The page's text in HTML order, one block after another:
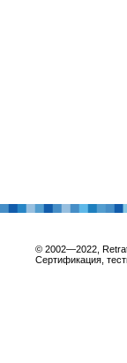
© 2002—2022,
Сертификация,